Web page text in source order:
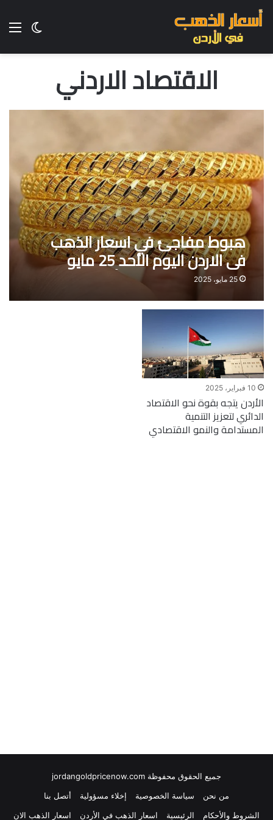
الوضع
الاقتصاد الاردني
هبوط مفاجئ في اسعار الذهب
في الاردن اليوم الأحد 25 مايو
2025.. فرصة للشراء أم بداية
الانخفاض؟
25 مايو، 2025
10 فبراير، 2025
الأردن يتجه بقوة نحو الاقتصاد
الدائري لتعزيز التنمية
المستدامة والنمو الاقتصادي
جميع الحقوق محفوظة jordangoldpricenow.com
من نحن
سياسة الخصوصية إخلاء مسؤولية
أتصل بنا
الشروط والأحكام
الرئيسية اسعار الذهب في الأردن اسعار الذهب الان